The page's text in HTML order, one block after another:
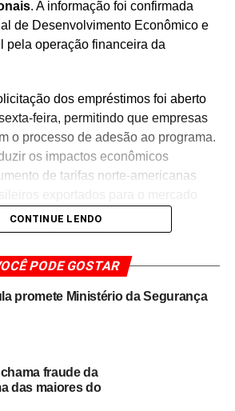
. A informação foi confirmada
de Desenvolvimento Econômico e
pela operação financeira da
dos empréstimos foi aberto
feira, permitindo que empresas
o processo de adesão ao programa.
os impactos econômicos
de tarifas norte-americanas
nacional e de fortalecimento da
empresas brasileiras no
O programa oferece linhas de crédito
para companhias que
após o endurecimento das
Estados Unidos.
do setor econômico, a nova
CONTINUE LENDO
PODE GOSTAR
promete Ministério da Segurança
fraude da
das maiores do